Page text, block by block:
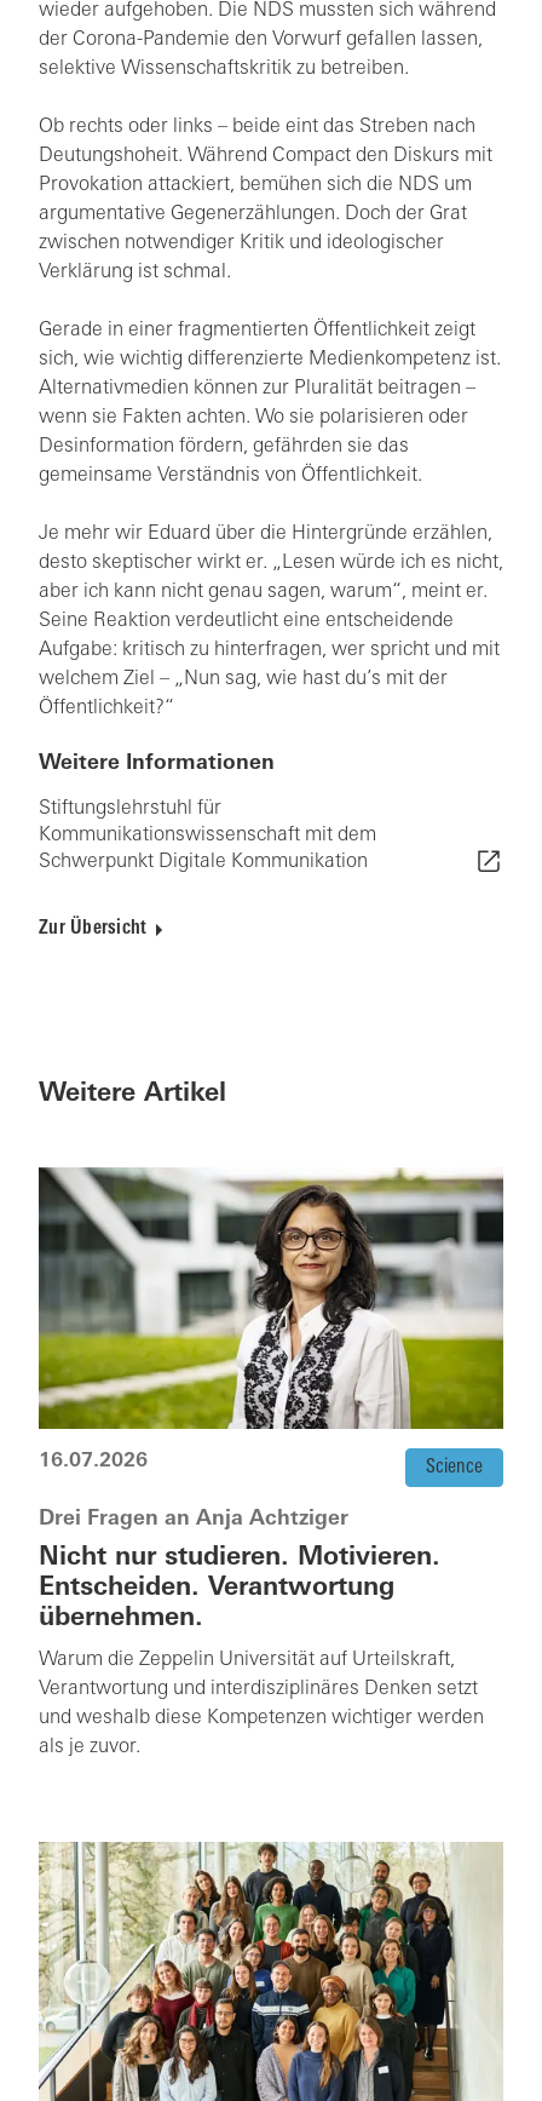
wieder aufgehoben. Die NDS mussten sich während
der Corona-Pandemie den Vorwurf gefallen lassen,
selektive Wissenschaftskritik zu betreiben.
Ob rechts oder links – beide eint das Streben nach
Deutungshoheit. Während Compact den Diskurs mit
Provokation attackiert, bemühen sich die NDS um
argumentative Gegenerzählungen. Doch der Grat
zwischen notwendiger Kritik und ideologischer
Verklärung ist schmal.
Gerade in einer fragmentierten Öffentlichkeit zeigt
sich, wie wichtig differenzierte Medienkompetenz ist.
Alternativmedien können zur Pluralität beitragen –
wenn sie Fakten achten. Wo sie polarisieren oder
Desinformation fördern, gefährden sie das
gemeinsame Verständnis von Öffentlichkeit.
Je mehr wir Eduard über die Hintergründe erzählen,
desto skeptischer wirkt er. „Lesen würde ich es nicht,
aber ich kann nicht genau sagen, warum“, meint er.
Seine Reaktion verdeutlicht eine entscheidende
Aufgabe: kritisch zu hinterfragen, wer spricht und mit
welchem Ziel – „Nun sag, wie hast du’s mit der
Öffentlichkeit?“
Weitere Informationen
Stiftungslehrstuhl für
Kommunikationswissenschaft mit dem
Schwerpunkt Digitale Kommunikation
Zur Übersicht
Weitere Artikel
16.07.2026 Science
Drei Fragen an Anja Achtziger
Nicht nur studieren. Motivieren.
Entscheiden. Verantwortung
übernehmen.
Warum die Zeppelin Universität auf Urteilskraft,
Verantwortung und interdisziplinäres Denken setzt
und weshalb diese Kompetenzen wichtiger werden
als je zuvor.